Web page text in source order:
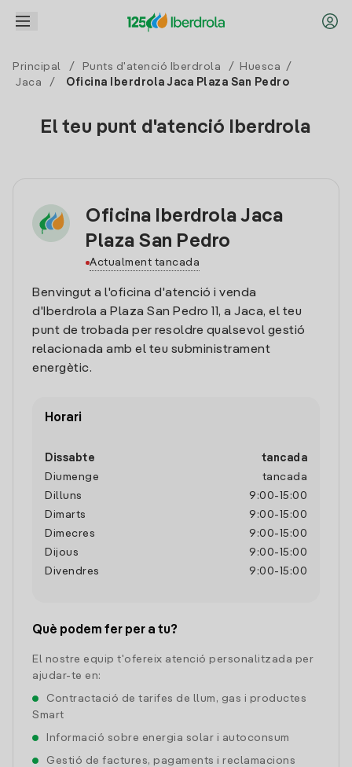
Principal / Punts d'atenció Iberdrola / Huesca
/
Jaca
/ Oficina Iberdrola Jaca Plaza San Pedro
El teu punt d'atenció Iberdrola
Oficina Iberdrola Jaca
Plaza San Pedro
Actualment tancada
Benvingut a l'oficina d'atenció i venda
d'Iberdrola a Plaza San Pedro 11, a Jaca, el teu
punt de trobada per resoldre qualsevol gestió
relacionada amb el teu subministrament
energètic.
Horari
Dissabte
tancada
Diumenge
tancada
Dilluns
9:00- 15:00
Dimarts
9:00- 15:00
Dimecres
9:00- 15:00
Dijous
9:00- 15:00
Divendres
9:00- 15:00
Què podem fer per a tu?
El nostre equip t'ofereix atenció personalitzada per
ajudar-te en:
Contractació de tarifes de llum, gas i productes
Smart
Informació sobre energia solar i autoconsum
Gestió de factures, pagaments i reclamacions